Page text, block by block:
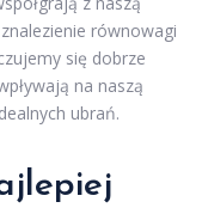
równowagi
się dobrze
na naszą
ubrań.